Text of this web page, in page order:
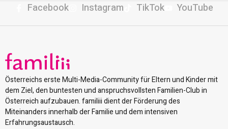
Facebook Instagram TikTok YouTube
Österreichs erste Multi-Media-Community für Eltern und Kinder mit
dem Ziel, den buntesten und anspruchsvollsten Familien-Club in
Österreich aufzubauen. familiii dient der Förderung des
Miteinanders innerhalb der Familie und dem intensiven
Erfahrungsaustausch.